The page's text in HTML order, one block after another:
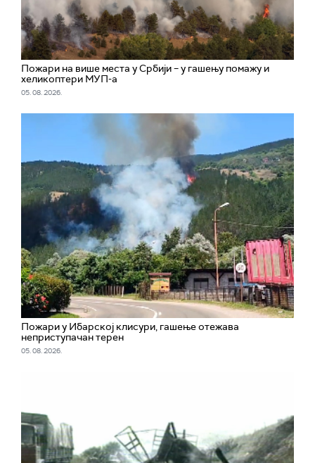
Пожари на више места у Србији – у гашењу помажу и
хеликоптери МУП-а
05. 08. 2026.
Пожари у Ибарској клисури, гашење отежава
неприступачан терен
05. 08. 2026.